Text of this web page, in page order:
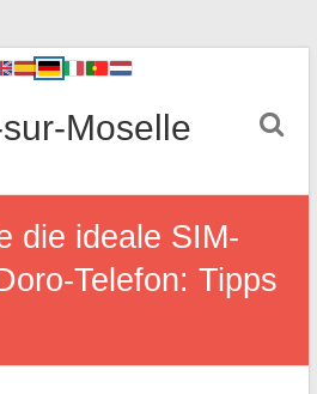
Moselle
die ideale SIM-
Telefon: Tipps